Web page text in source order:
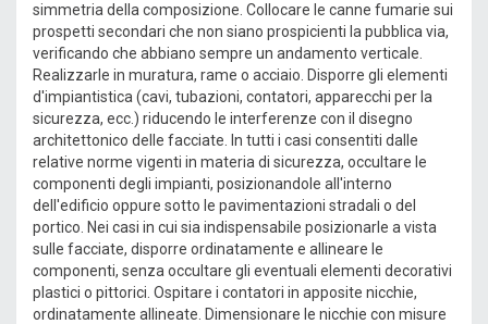
simmetria della composizione. Collocare le canne fumarie sui
prospetti secondari che non siano prospicienti la pubblica via,
verificando che abbiano sempre un andamento verticale.
Realizzarle in muratura, rame o acciaio. Disporre gli elementi
d'impiantistica (cavi, tubazioni, contatori, apparecchi per la
sicurezza, ecc.) riducendo le interferenze con il disegno
architettonico delle facciate. In tutti i casi consentiti dalle
relative norme vigenti in materia di sicurezza, occultare le
componenti degli impianti, posizionandole all'interno
dell'edificio oppure sotto le pavimentazioni stradali o del
portico. Nei casi in cui sia indispensabile posizionarle a vista
sulle facciate, disporre ordinatamente e allineare le
componenti, senza occultare gli eventuali elementi decorativi
plastici o pittorici. Ospitare i contatori in apposite nicchie,
ordinatamente allineate. Dimensionare le nicchie con misure